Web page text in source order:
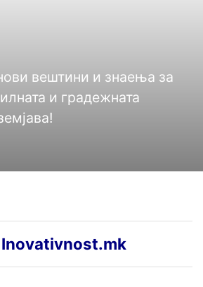
вештини и знаења за
и градежната
Inovativnost.mk